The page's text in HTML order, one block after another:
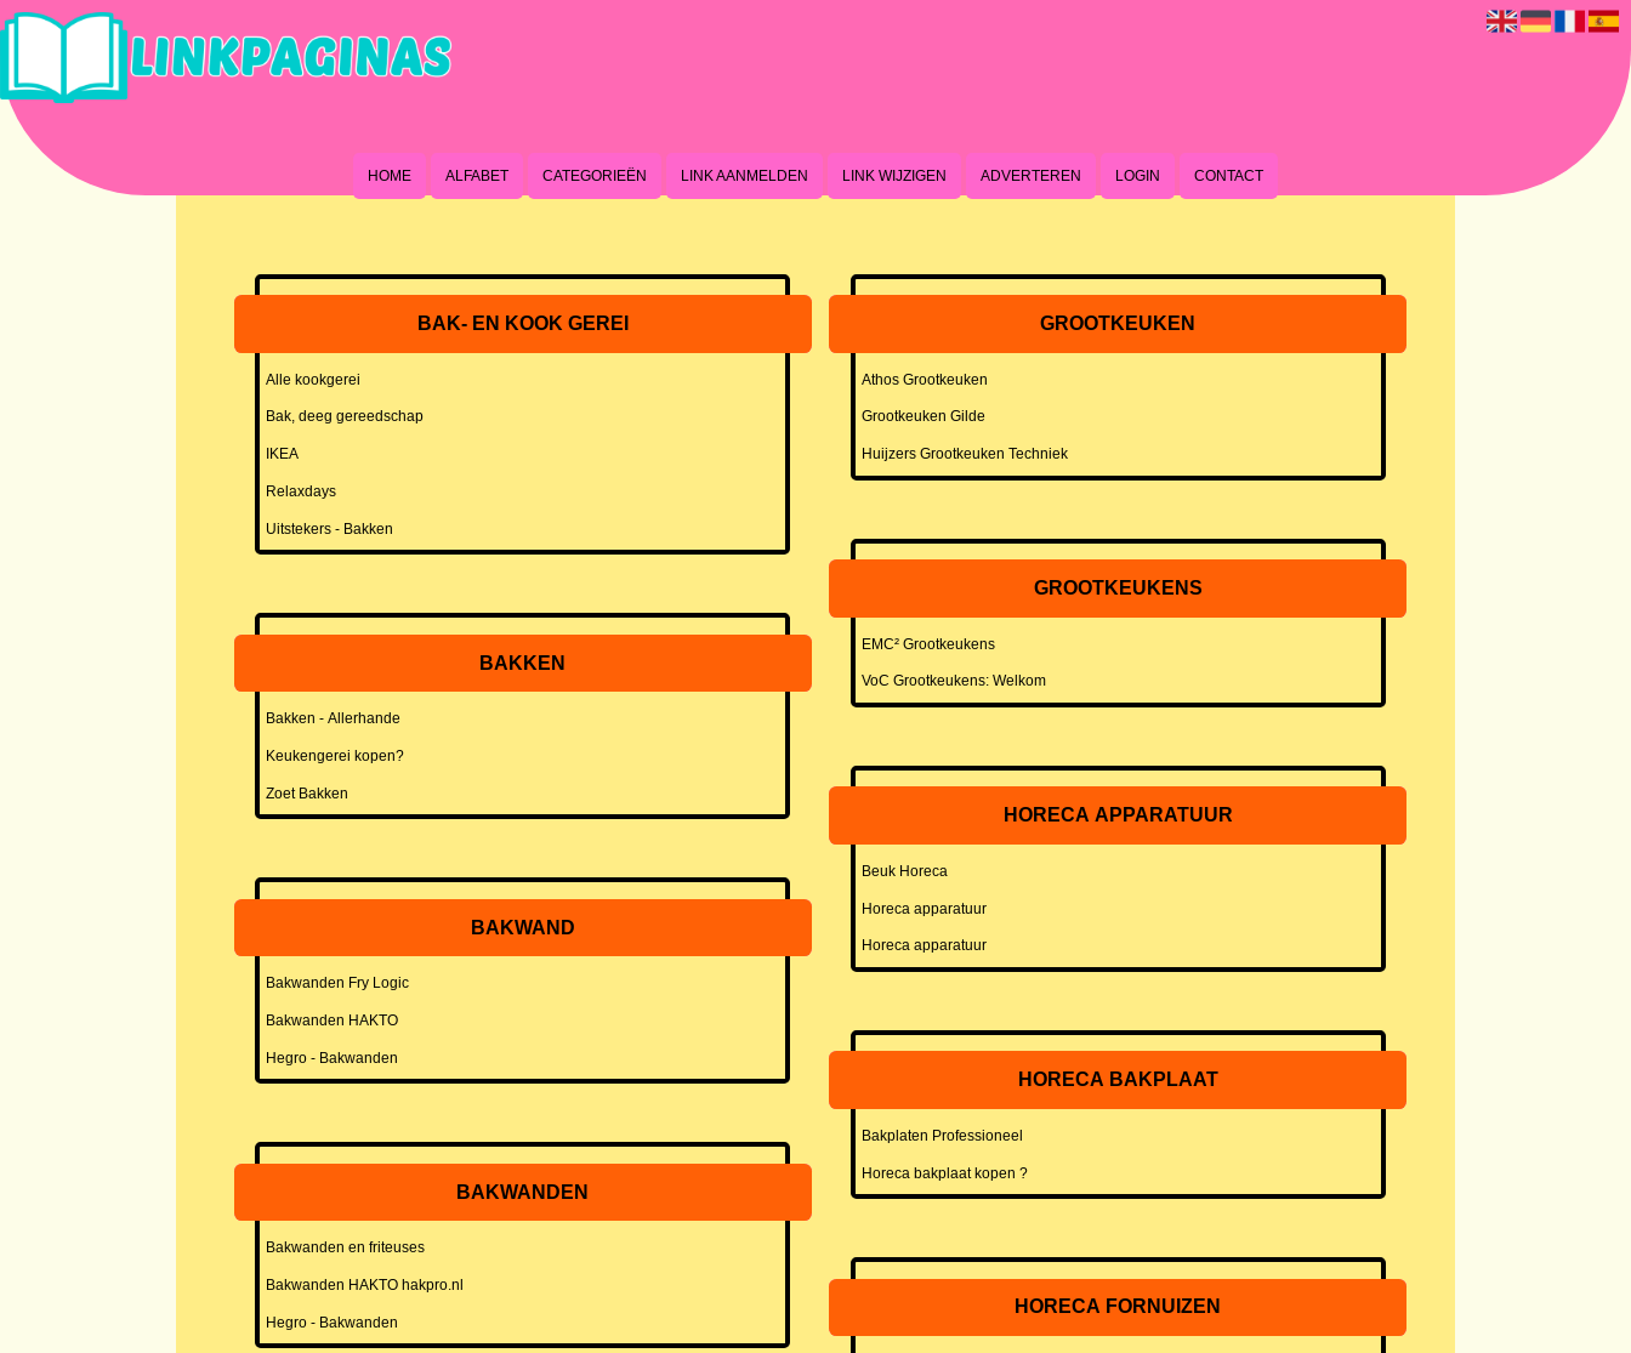
HOME ALFABET CATEGORIEËN LINK AANMELDEN LINK WIJZIGEN ADVERTEREN LOGIN CONTACT
BAK- EN KOOK GEREI
Alle kookgerei
Bak, deeg gereedschap
IKEA
Relaxdays
Uitstekers - Bakken
BAKKEN
Bakken - Allerhande
Keukengerei kopen?
Zoet Bakken
BAKWAND
Bakwanden Fry Logic
Bakwanden HAKTO
Hegro - Bakwanden
BAKWANDEN
Bakwanden en friteuses
Bakwanden HAKTO hakpro.nl
Hegro - Bakwanden
GROOTKEUKEN
Athos Grootkeuken
Grootkeuken Gilde
Huijzers Grootkeuken Techniek
GROOTKEUKENS
EMC² Grootkeukens
VoC Grootkeukens: Welkom
HORECA APPARATUUR
Beuk Horeca
Horeca apparatuur
Horeca apparatuur
HORECA BAKPLAAT
Bakplaten Professioneel
Horeca bakplaat kopen ?
HORECA FORNUIZEN